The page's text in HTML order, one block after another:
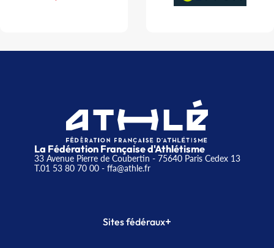
La Fédération Française d'Athlétisme
33 Avenue Pierre de Coubertin - 75640 Paris Cedex 13
T.01 53 80 70 00- ffa@athle.fr
Sites fédéraux+